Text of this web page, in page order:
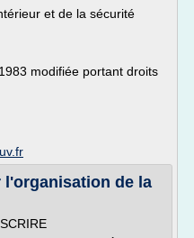
et de la sécurité
modifiée portant droits
de la